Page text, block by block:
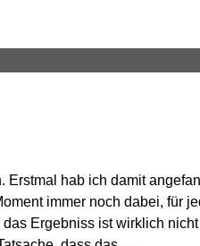
hab ich damit
immer noch dabei, für
Ergebniss ist wirklich